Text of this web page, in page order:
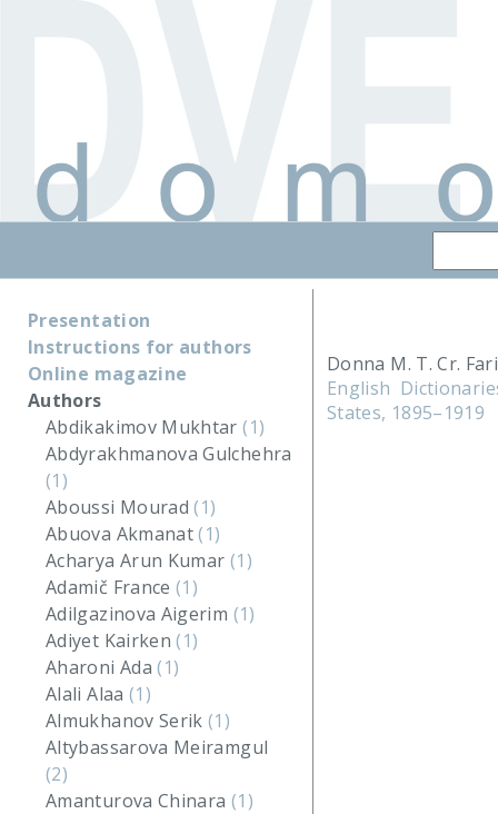
Presentation
Instructions for authors
Online magazine
Authors
Abdikakimov Mukhtar(1)
Abdyrakhmanova Gulchehra
(1)
Aboussi Mourad(1)
Abuova Akmanat(1)
Acharya Arun Kumar (1)
Adamič France(1)
Adilgazinova Aigerim (1)
Adiyet Kairken(1)
Aharoni Ada(1)
Alali Alaa (1)
Almukhanov Serik(1)
Altybassarova Meiramgul
(2)
Amanturova Chinara (1)
Donna M. T. Cr.
English
States, 1895–1919